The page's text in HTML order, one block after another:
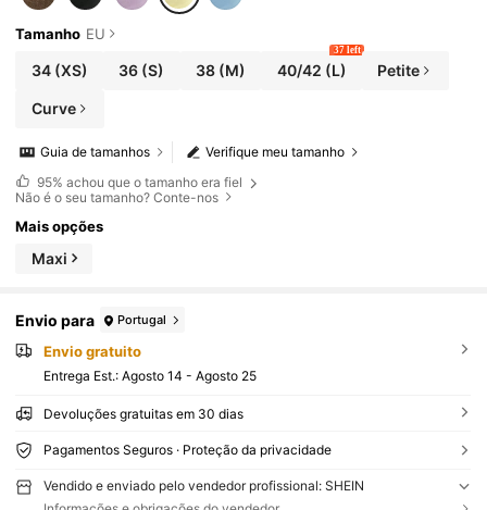
Tamanho EU
34(XS) 36 (S) 38(M) 40/42 (L)
37 left
Petite
Curve
Verifique meu tamanho
Guia de tamanhos
95% achou que o tamanho era fiel
Não é o seu tamanho? Conte-nos
Mais opções
Maxi
Envio para Portugal
Envio gratuito
Entrega Est.: Agosto 14 - Agosto 25
Devoluções gratuitas em 30 dias
Pagamentos Seguros · Proteção da privacidade
Vendido e enviado pelo vendedor profissional: SHEIN